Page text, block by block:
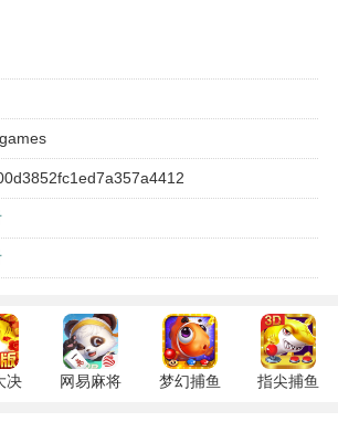
任务和挑战，完成后不仅可以获得丰厚
多精彩的场景和武器。
捕捉鱼类，体验到强烈的视觉冲击和爽
满屏金币的快感。
本游戏特色
武器，玩家可以根据不同的鱼类选择合
效率。
。
成就系统，玩家完成任务后可以获得各
决
网易麻将
梦幻捕鱼
指尖捕鱼